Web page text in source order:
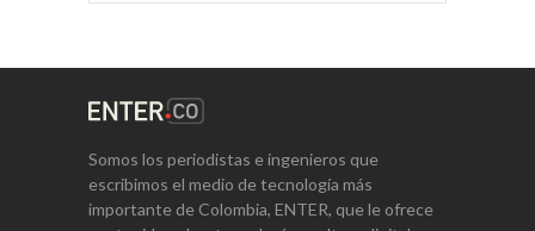
Somos los periodistas e ingenieros que
escribimos el medio de tecnología más
importante de Colombia, ENTER, que le ofrece